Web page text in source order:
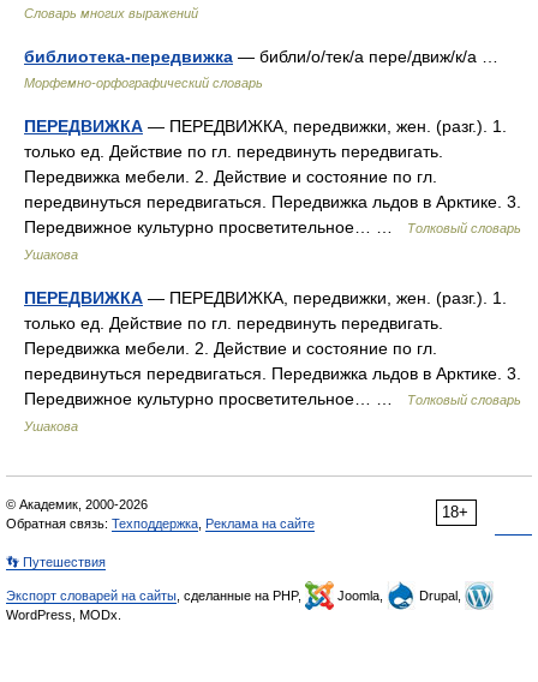
Словарь многих выражений
библиотека-передвижка — библи/о/тек/а пере/движ/к/а …
Морфемно-орфографический словарь
ПЕРЕДВИЖКА — ПЕРЕДВИЖКА, передвижки, жен. (разг.). 1.
только ед. Действие по гл. передвинуть передвигать.
Передвижка мебели. 2. Действие и состояние по гл.
передвинуться передвигаться. Передвижка льдов в Арктике. 3.
Передвижное культурно просветительное… …
Толковый словарь
Ушакова
ПЕРЕДВИЖКА — ПЕРЕДВИЖКА, передвижки, жен. (разг.). 1.
только ед. Действие по гл. передвинуть передвигать.
Передвижка мебели. 2. Действие и состояние по гл.
передвинуться передвигаться. Передвижка льдов в Арктике. 3.
Передвижное культурно просветительное… …
Толковый словарь
Ушакова
18+
© Академик, 2000-2026
Обратная связь: Техподдержка Реклама на сайте
👣 Путешествия
Экспорт словарей на сайты , сделанные на PHP, Joomla,
Drupal,
WordPress, MODx.